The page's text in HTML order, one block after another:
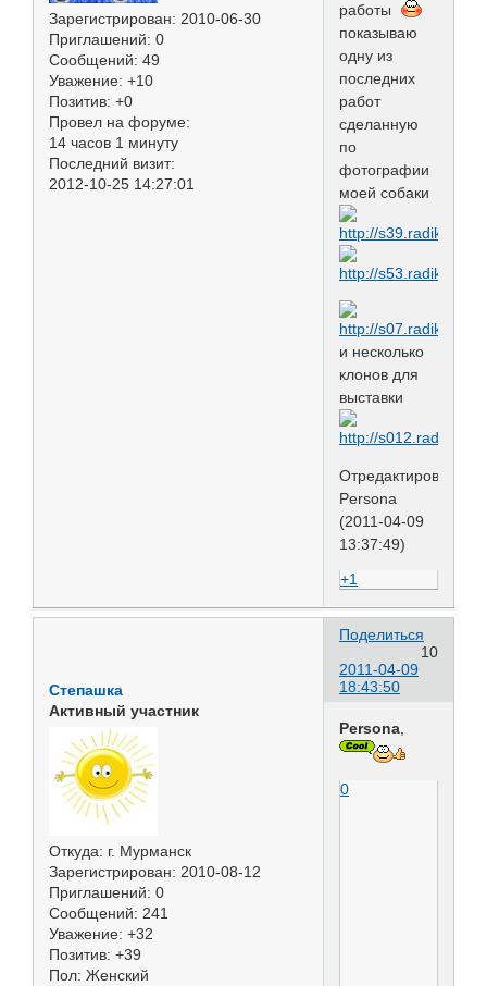
Зарегистрирован: 2010-06-30
Приглашений: 0
Сообщений: 49
Уважение: +10
Позитив: +0
Провел на форуме:
14 часов 1 минуту
Последний визит:
2012-10-25 14:27:01
работы
показываю
одну из
последних
работ
сделанную
по
фотографии
моей собаки
и несколько
клонов для
выставки
Отредактировано
Persona
(2011-04-09
13:37:49)
+1
Поделиться
10
2011-04-09
18:43:50
Степашка
Активный участник
Откуда: г. Мурманск
Зарегистрирован: 2010-08-12
Приглашений: 0
Сообщений: 241
Уважение: +32
Позитив: +39
Пол: Женский
Persona
0